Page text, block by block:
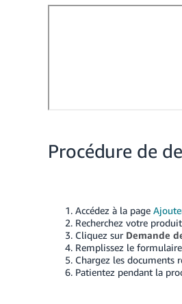
Procédure de
Accédez à la page
Recherchez votre
Cliquez sur Demande
Remplissez le
Chargez les documents
Patientez pendant la